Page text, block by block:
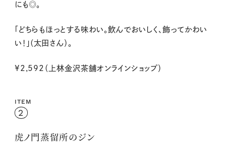
にも◎。
「どちらもほっとする味わい。飲んでおいしく、飾ってかわい
い！」（太田さん）。
¥2,592（上林金沢茶舗オンラインショップ）
ITEM
2
虎ノ門蒸留所のジン